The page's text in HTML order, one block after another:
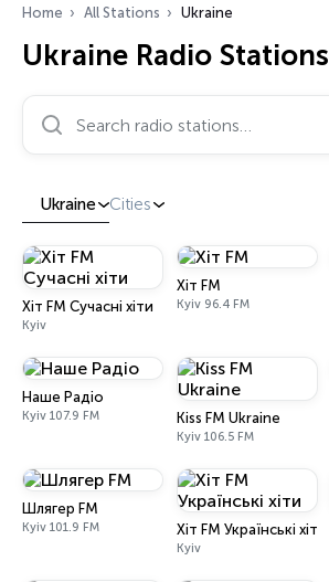
Home All Stations Ukraine
Ukraine Radio Stations
Search radio stations…
Ukraine Cities
Хіт FM Сучасні хіти
Kyiv
Хіт FM
Kyiv 96.4 FM
Наше Радіо
Kyiv 107.9 FM Kiss FM Ukraine
Kyiv 106.5 FM
Шлягер FM
Kyiv 101.9 FM Хіт FM Українські хіти
Kyiv